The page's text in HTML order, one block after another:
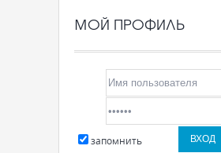
МОЙ ПРОФИЛЬ
запомнить